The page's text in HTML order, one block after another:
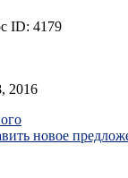
ID: 4179
2016
новое